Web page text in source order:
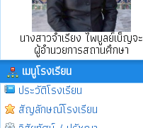
นางสาวจำเรียง ไพบูลย์เบ็ญจะ
ผู้อำนวยการสถานศึกษา
เมนูโรงเรียน
ประวัติโรงเรียน
สัญลักษณ์โรงเรียน